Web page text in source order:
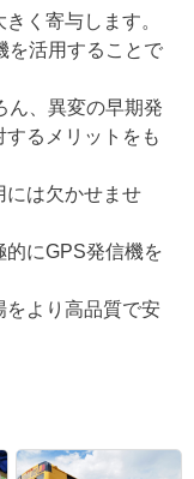
く寄与します。
を活用することで
ん、異変の早期発
するメリットをも
には欠かせませ
的にGPS発信機を
をより高品質で安